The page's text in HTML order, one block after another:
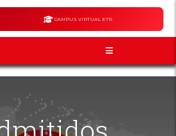
CAMPUS VIRTUAL ETR